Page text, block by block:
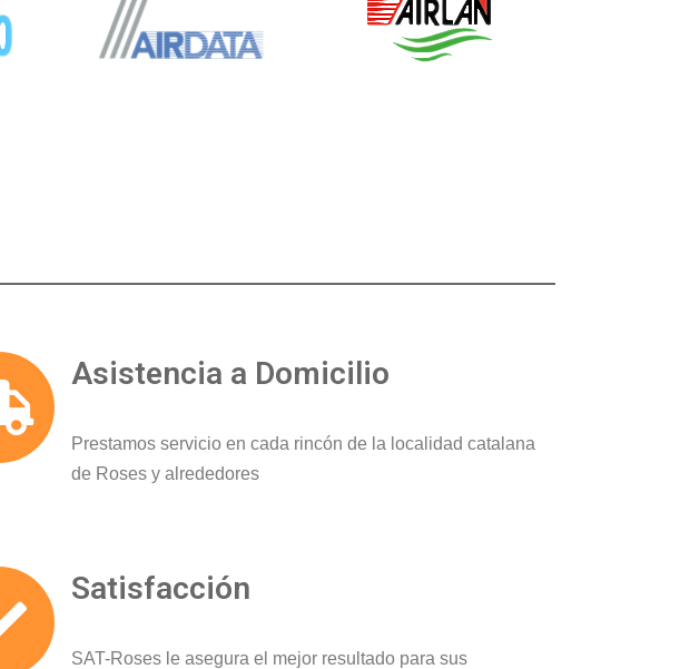
Asistencia a Domicilio
Prestamos servicio en cada rincón de la localidad catalana
de Roses y alrededores
Satisfacción
SAT-Roses le asegura el mejor resultado para sus